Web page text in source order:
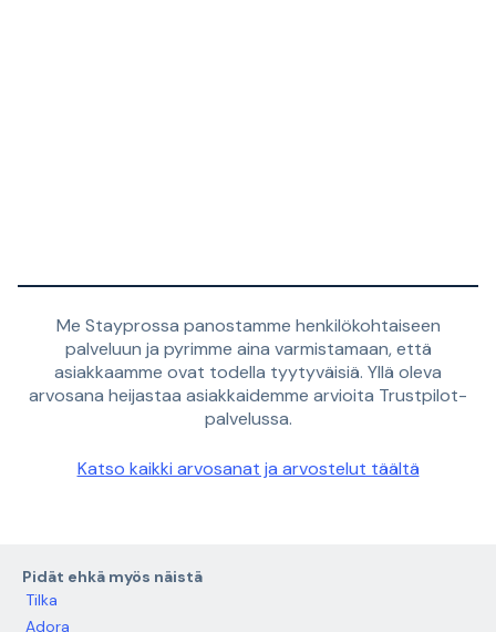
Me Stayprossa panostamme henkilökohtaiseen
palveluun ja pyrimme aina varmistamaan, että
asiakkaamme ovat todella tyytyväisiä. Yllä oleva
arvosana heijastaa asiakkaidemme arvioita Trustpilot-
palvelussa.
Katso kaikki arvosanat ja arvostelut täältä
Pidät ehkä myös näistä
Tilka
Adora